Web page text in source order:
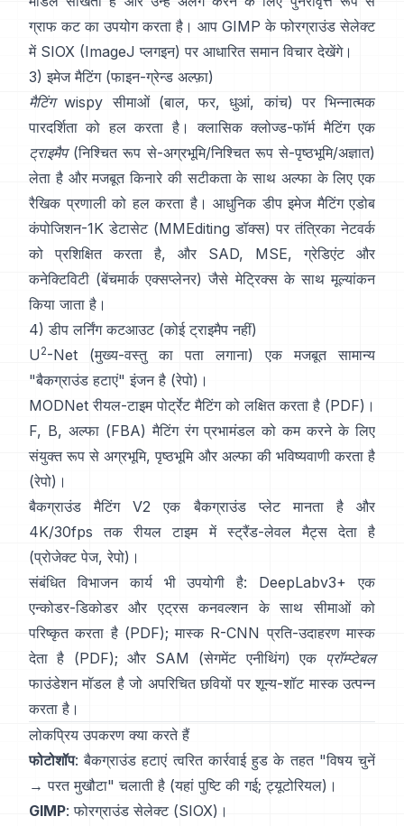
ग्राफ कट का उपयोग करता है। आप GIMP के फोरग्राउंड सेलेक्ट
में SIOX (ImageJ प्लगइन) पर आधारित समान विचार देखेंगे।
3) इमेज मैटिंग (फाइन-ग्रेन्ड अल्फ़ा)
मैटिंगwispy सीमाओं (बाल, फर, धुआं, कांच) पर भिन्नात्मक
पारदर्शिता को हल करता है। क्लासिक क्लोज्ड-फॉर्म मैटिंग एक
ट्राइमैप(निश्चित रूप से-अग्रभूमि/निश्चित रूप से-पृष्ठभूमि/अज्ञात)
लेता है और मजबूत किनारे की सटीकता के साथ अल्फा के लिए एक
रैखिक प्रणाली को हल करता है। आधुनिक डीप इमेज मैटिंग एडोब
कंपोजिशन-1K डेटासेट (MMEditing डॉक्स) पर तंत्रिका नेटवर्क
को प्रशिक्षित करता है, और
SAD, MSE, ग्रेडिएंट और
कनेक्टिविटी (बेंचमार्क एक्सप्लेनर) जैसे मेट्रिक्स के साथ मूल्यांकन
किया जाता है।
4) डीप लर्निंग कटआउट (कोई ट्राइमैप नहीं)
U 2-Net (मुख्य-वस्तु का पता लगाना) एक मजबूत सामान्य
"बैकग्राउंड हटाएं" इंजन है (रेपो)।
MODNet रीयल-टाइम पोर्ट्रेट मैटिंग को लक्षित करता है (PDF)।
F, B, अल्फा (FBA) मैटिंगरंग प्रभामंडल को कम करने के लिए
संयुक्त रूप से अग्रभूमि, पृष्ठभूमि और अल्फा की भविष्यवाणी करता है
(रेपो)।
बैकग्राउंड मैटिंग V2 एक बैकग्राउंड प्लेट मानता है और
4K/30fps तक रीयल टाइम में स्ट्रैंड-लेवल मैट्स देता है
(प्रोजेक्ट पेज, रेपो)।
संबंधित विभाजन कार्य भी उपयोगी है:
DeepLabv3+ एक
एन्कोडर-डिकोडर और एट्रस कनवल्शन के साथ सीमाओं को
परिष्कृत करता है (PDF); मास्क R-CNN प्रति-उदाहरण मास्क
देता है (PDF); और SAM (सेगमेंट एनीथिंग) एक
प्रॉम्प्टेबल
फाउंडेशन मॉडल है जो अपरिचित छवियों पर शून्य-शॉट मास्क उत्पन्न
करता है।
लोकप्रिय उपकरण क्या करते हैं
फोटोशॉप:बैकग्राउंड हटाएंत्वरित कार्रवाई हुड के तहत "विषय चुनें
→ परत मुखौटा" चलाती है (यहां पुष्टि की गई; ट्यूटोरियल)।
GIMP:फोरग्राउंड सेलेक्ट(SIOX)।